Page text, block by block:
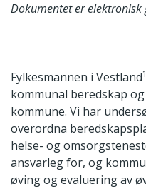
Dokumentet er elektronisk
Fylkesmannen i Vestland1
kommunal beredskap
kommune. Vi har
overordna
helse- og
ansvarleg for, og
øving og evaluering av